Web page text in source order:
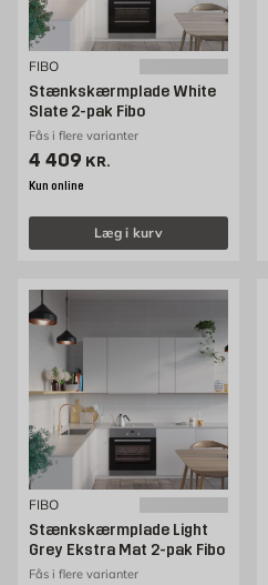
FIBO
Stænkskærmplade White
Slate 2-pak Fibo
Fås i flere varianter
Pris 4409 kr. /stk
4 409 KR.
Kun online
Læg i kurv
FIBO
Stænkskærmplade Light
Grey Ekstra Mat 2-pak Fibo
Fås i flere varianter